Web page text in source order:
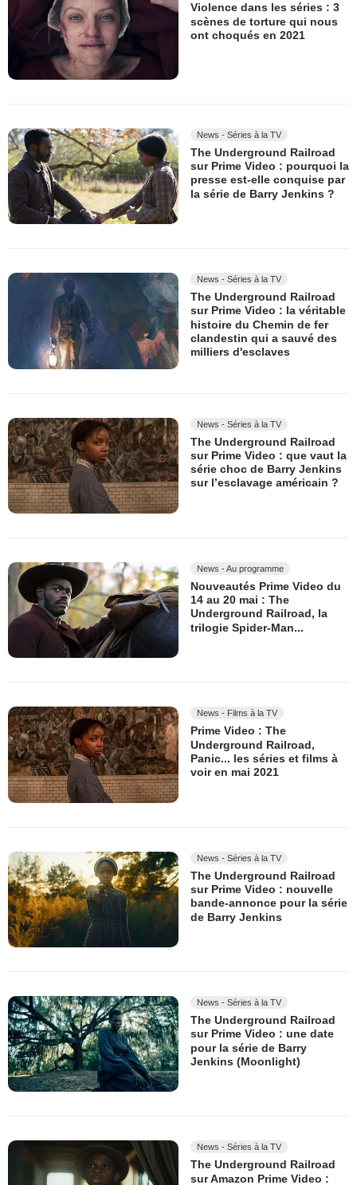
Violence dans les séries : 3
scènes de torture qui nous
ont choqués en 2021
News - Séries à la TV
The Underground Railroad
sur Prime Video : pourquoi la
presse est-elle conquise par
la série de Barry Jenkins ?
News - Séries à la TV
The Underground Railroad
sur Prime Video : la véritable
histoire du Chemin de fer
clandestin qui a sauvé des
milliers d'esclaves
News - Séries à la TV
The Underground Railroad
sur Prime Video : que vaut la
série choc de Barry Jenkins
sur l’esclavage américain ?
News - Au programme
Nouveautés Prime Video du
14 au 20 mai : The
Underground Railroad, la
trilogie Spider-Man...
News - Films à la TV
Prime Video : The
Underground Railroad,
Panic... les séries et films à
voir en mai 2021
News - Séries à la TV
The Underground Railroad
sur Prime Video : nouvelle
bande-annonce pour la série
de Barry Jenkins
News - Séries à la TV
The Underground Railroad
sur Prime Video : une date
pour la série de Barry
Jenkins (Moonlight)
News - Séries à la TV
The Underground Railroad
sur Amazon Prime Video :